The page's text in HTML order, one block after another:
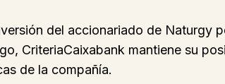
del accionariado de Naturgy
CriteriaCaixabank mantiene su
de la compañía.